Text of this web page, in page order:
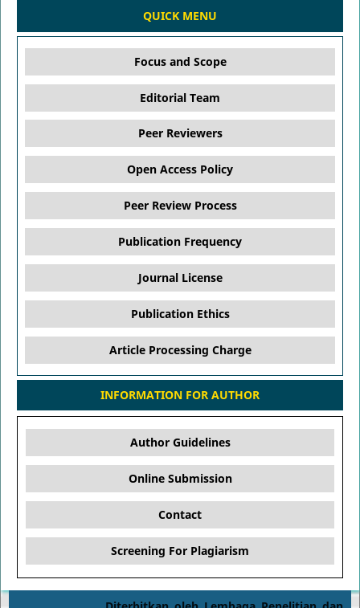
QUICK MENU
Focus and Scope
Editorial Team
Peer Reviewers
Open Access Policy
Peer Review Process
Publication Frequency
Journal License
Publication Ethics
Article Processing Charge
INFORMATION FOR AUTHOR
Author Guidelines
Online Submission
Contact
Screening For Plagiarism